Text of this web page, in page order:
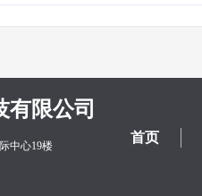
有限公司
首页
中心19楼